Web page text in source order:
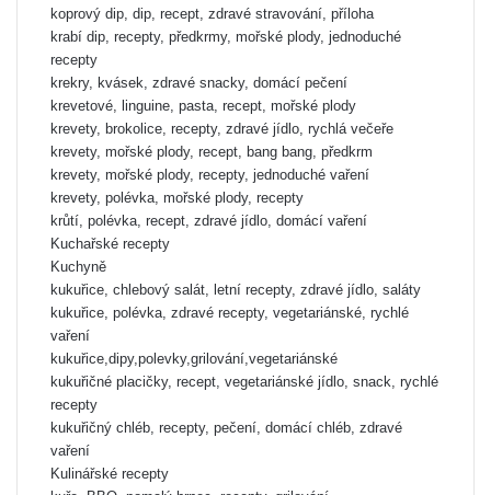
koprový dip, dip, recept, zdravé stravování, příloha
krabí dip, recepty, předkrmy, mořské plody, jednoduché
recepty
krekry, kvásek, zdravé snacky, domácí pečení
krevetové, linguine, pasta, recept, mořské plody
krevety, brokolice, recepty, zdravé jídlo, rychlá večeře
krevety, mořské plody, recept, bang bang, předkrm
krevety, mořské plody, recepty, jednoduché vaření
krevety, polévka, mořské plody, recepty
krůtí, polévka, recept, zdravé jídlo, domácí vaření
Kuchařské recepty
Kuchyně
kukuřice, chlebový salát, letní recepty, zdravé jídlo, saláty
kukuřice, polévka, zdravé recepty, vegetariánské, rychlé
vaření
kukuřice,dipy,polevky,grilování,vegetariánské
kukuřičné placičky, recept, vegetariánské jídlo, snack, rychlé
recepty
kukuřičný chléb, recepty, pečení, domácí chléb, zdravé
vaření
Kulinářské recepty